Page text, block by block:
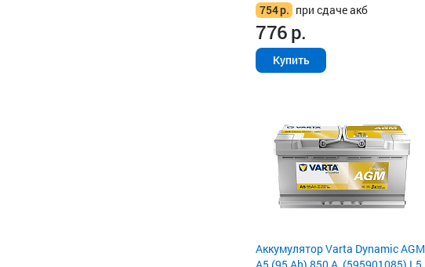
754р. при сдаче акб
776р.
Купить
Аккумулятор Varta Dynamic AGM